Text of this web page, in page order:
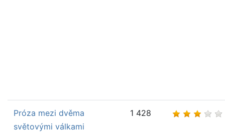
Próza mezi dvěma
světovými válkami
1 428